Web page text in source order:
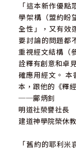
「這本新作優
學架構（盟約盼
全性」，又有效
要討論的問題都
重視經文結構（
詮釋有創意和卓
確應用經文。 本
本，跟他的《釋
──鄺炳釗
明道社榮譽社長
建道神學院榮休
「舊約的耶利